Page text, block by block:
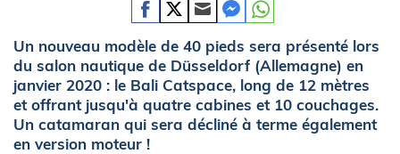
Un nouveau modèle de 40 pieds sera présenté lors
du salon nautique de Düsseldorf (Allemagne) en
janvier 2020 : le Bali Catspace, long de 12 mètres
et offrant jusqu'à quatre cabines et 10 couchages.
Un catamaran qui sera décliné à terme également
en version moteur !